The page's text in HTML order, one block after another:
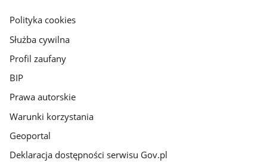
gov.pl
Polityka cookies
Służba cywilna
Profil zaufany
BIP
Prawa autorskie
Warunki korzystania
Geoportal
Deklaracja dostępności serwisu Gov.pl